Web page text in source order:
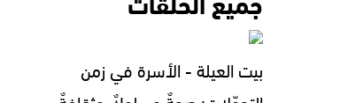
بيت العيلة - الأسرة في زمن